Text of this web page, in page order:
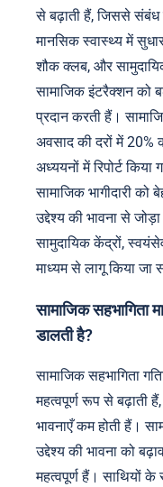
से बढ़ाती हैं, जिससे
मानसिक स्वास्थ्य में
शौक क्लब, और
सामाजिक इंटरैक्शन को
प्रदान करती हैं।
अवसाद की दरों में 20%
अध्ययनों में रिपोर्ट
सामाजिक भागीदारी को
उद्देश्य की भावना से
सामुदायिक केंद्रों,
माध्यम से लागू किया जा
सामाजिक सहभागिता
डालती है?
सामाजिक सहभागिता
महत्वपूर्ण रूप से
भावनाएँ कम होती हैं।
उद्देश्य की भावना को
महत्वपूर्ण हैं। साथियों के